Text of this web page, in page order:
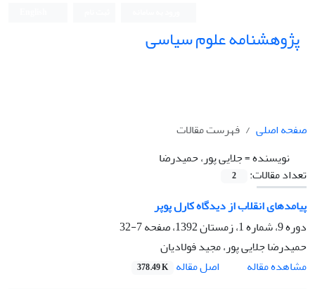
پژوهشنامه علوم سیاسی
صفحه اصلی
فهرست مقالات
نویسنده =جلایی پور، حمیدرضا
تعداد مقالات:
2
پیامدهای انقلاب از دیدگاه کارل پوپر
دوره 9، شماره 1، زمستان 1392، صفحه
7-32
حمیدرضا جلایی پور، مجید فولادیان
مشاهده مقاله
اصل مقاله 378.49 K